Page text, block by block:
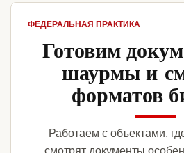
ФЕДЕРАЛЬНАЯ ПРАКТИКА
Готовим
шаурмы и
форматов
Работаем с объектами,
смотрят документы